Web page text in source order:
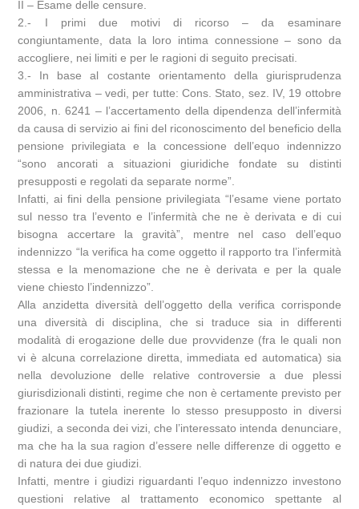
II – Esame delle censure.
2.- I primi due motivi di ricorso – da esaminare
congiuntamente, data la loro intima connessione – sono da
accogliere, nei limiti e per le ragioni di seguito precisati.
3.- In base al costante orientamento della giurisprudenza
amministrativa – vedi, per tutte: Cons. Stato, sez. IV, 19 ottobre
2006, n. 6241 – l’accertamento della dipendenza dell’infermità
da causa di servizio ai fini del riconoscimento del beneficio della
pensione privilegiata e la concessione dell’equo indennizzo
“sono ancorati a situazioni giuridiche fondate su distinti
presupposti e regolati da separate norme”.
Infatti, ai fini della pensione privilegiata “l’esame viene portato
sul nesso tra l’evento e l’infermità che ne è derivata e di cui
bisogna accertare la gravità”, mentre nel caso dell’equo
indennizzo “la verifica ha come oggetto il rapporto tra l’infermità
stessa e la menomazione che ne è derivata e per la quale
viene chiesto l’indennizzo”.
Alla anzidetta diversità dell’oggetto della verifica corrisponde
una diversità di disciplina, che si traduce sia in differenti
modalità di erogazione delle due provvidenze (fra le quali non
vi è alcuna correlazione diretta, immediata ed automatica) sia
nella devoluzione delle relative controversie a due plessi
giurisdizionali distinti, regime che non è certamente previsto per
frazionare la tutela inerente lo stesso presupposto in diversi
giudizi, a seconda dei vizi, che l’interessato intenda denunciare,
ma che ha la sua ragion d’essere nelle differenze di oggetto e
di natura dei due giudizi.
Infatti, mentre i giudizi riguardanti l’equo indennizzo investono
questioni relative al trattamento economico spettante al